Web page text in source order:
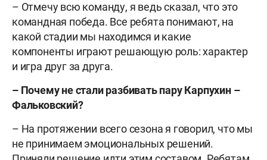
– Отмечу всю команду, я ведь сказал, что это
командная победа. Все ребята понимают, на
какой стадии мы находимся и какие
компоненты играют решающую роль: характер
и игра друг за друга.
– Почему не стали разбивать пару Карпухин –
Фальковский?
– На протяжении всего сезона я говорил, что мы
не принимаем эмоциональных решений.